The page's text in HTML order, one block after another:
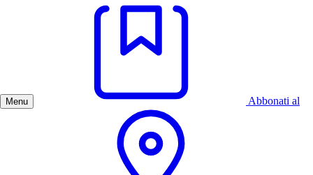
Menu Abbonati al